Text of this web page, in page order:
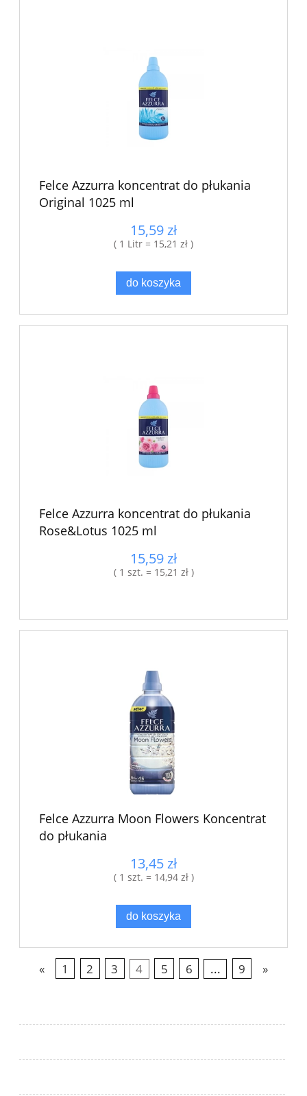
Felce Azzurra koncentrat do płukania
Original 1025 ml
15,59 zł
( 1 Litr = 15,21 zł )
do koszyka
Felce Azzurra koncentrat do płukania
Rose&Lotus 1025 ml
15,59 zł
( 1 szt. = 15,21 zł )
Felce Azzurra Moon Flowers Koncentrat
do płukania
13,45 zł
( 1 szt. = 14,94 zł )
do koszyka
« 1 2 3 4 5 6 ... 9 »